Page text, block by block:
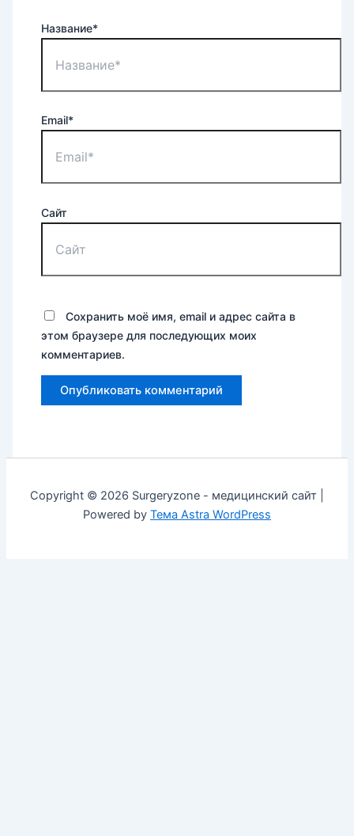
Название*
Email*
Сайт
Сохранить моё имя, email и адрес сайта в
этом браузере для последующих моих
комментариев.
Copyright © 2026 Surgeryzone - медицинский сайт |
Powered by Тема Astra WordPress